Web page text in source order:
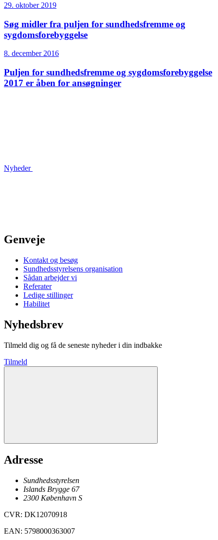
29. oktober 2019
Søg midler fra puljen for sundhedsfremme og
sygdoms­forebyggelse
8. december 2016
Puljen for sundhedsfremme og sygdomsforebyggelse
2017 er åben for ansøgninger
Nyheder
Genveje
Kontakt og besøg
Sundhedsstyrelsens organisation
Sådan arbejder vi
Referater
Ledige stillinger
Habilitet
Nyhedsbrev
Tilmeld dig og få de seneste nyheder i din indbakke
Tilmeld
Adresse
Sundhedsstyrelsen
Islands Brygge 67
2300 København S
CVR: DK12070918
EAN: 5798000363007